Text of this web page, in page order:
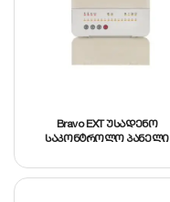
Bravo EXT უსადენო
საკონტროლო პანელი